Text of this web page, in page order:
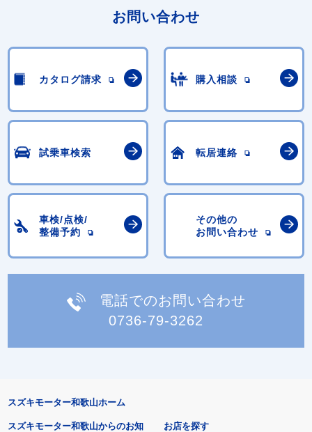
お問い合わせ
カタログ請求 購入相談
試乗車検索 転居連絡
車検/点検/
整備予約
その他の
お問い合わせ
電話でのお問い合わせ
0736-79-3262
スズキモーター和歌山ホーム
スズキモーター和歌山からのお知
お店を探す